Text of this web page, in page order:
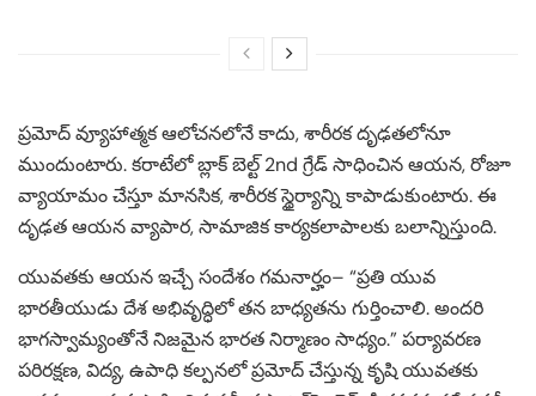
ప్రమోద్ వ్యూహాత్మక ఆలోచనలోనే కాదు, శారీరక దృఢతలోనూ
ముందుంటారు. కరాటేలో బ్లాక్ బెల్ట్ 2nd గ్రేడ్ సాధించిన ఆయన, రోజూ
వ్యాయామం చేస్తూ మానసిక, శారీరక స్థైర్యాన్ని కాపాడుకుంటారు. ఈ
దృఢత ఆయన వ్యాపార, సామాజిక కార్యకలాపాలకు బలాన్నిస్తుంది.
యువతకు ఆయన ఇచ్చే సందేశం గమనార్హం– “ప్రతి యువ
భారతీయుడు దేశ అభివృద్ధిలో తన బాధ్యతను గుర్తించాలి. అందరి
భాగస్వామ్యంతోనే నిజమైన భారత నిర్మాణం సాధ్యం.” పర్యావరణ
పరిరక్షణ, విద్య, ఉపాధి కల్పనలో ప్రమోద్ చేస్తున్న కృషి యువతకు